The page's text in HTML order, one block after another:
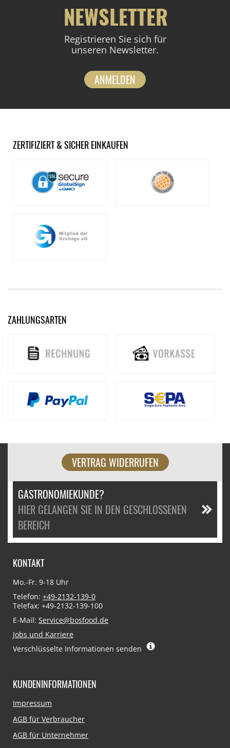
NEWSLETTER
Registrieren Sie sich für
unseren Newsletter.
ANMELDEN
ZERTIFIZIERT & SICHER EINKAUFEN
ZAHLUNGSARTEN
VERTRAG WIDERRUFEN
GASTRONOMIEKUNDE?
HIER GELANGEN SIE IN DEN GESCHLOSSENEN
BEREICH
KONTAKT
Mo.-Fr. 9-18 Uhr
Telefon: +49-2132-139-0
Telefax: +49-2132-139-100
E-Mail: Service@bosfood.de
Jobs und Karriere
Verschlüsselte Informationen senden
KUNDENINFORMATIONEN
Navigation
Impressum
AGB für Verbraucher
AGB für Unternehmer